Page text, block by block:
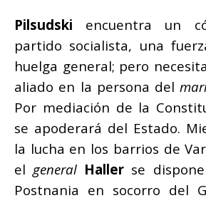
Pilsudski encuentra un
partido socialista, una
huelga general; pero
aliado en la persona del
Por mediación de la
se apoderará del Estado.
la lucha en los barrios de
elgeneral Haller se
Postnania en socorro del